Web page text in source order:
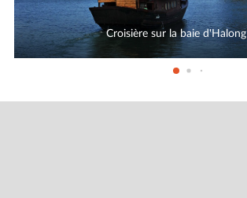
Croisière sur la baie d'Halong